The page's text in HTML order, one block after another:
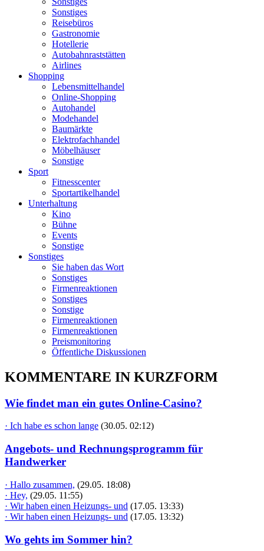
Sonstiges
Reisebüros
Gastronomie
Hotellerie
Autobahnraststätten
Airlines
Shopping
Lebensmittelhandel
Online-Shopping
Autohandel
Modehandel
Baumärkte
Elektrofachhandel
Möbelhäuser
Sonstige
Sport
Fitnesscenter
Sportartikelhandel
Unterhaltung
Kino
Bühne
Events
Sonstige
Sonstiges
Sie haben das Wort
Sonstiges
Firmenreaktionen
Sonstiges
Sonstige
Firmenreaktionen
Firmenreaktionen
Preismonitoring
Öffentliche Diskussionen
KOMMENTARE IN KURZFORM
Wie findet man ein gutes Online-Casino?
· Ich habe es schon lange (30.05. 02:12)
Angebots- und Rechnungsprogramm für
Handwerker
· Hallo zusammen, (29.05. 18:08)
· Hey, (29.05. 11:55)
· Wir haben einen Heizungs- und (17.05. 13:33)
· Wir haben einen Heizungs- und (17.05. 13:32)
Wo gehts im Sommer hin?